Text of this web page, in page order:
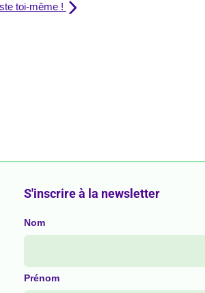
toi-même !
S'inscrire à la newsletter
Nom
Prénom